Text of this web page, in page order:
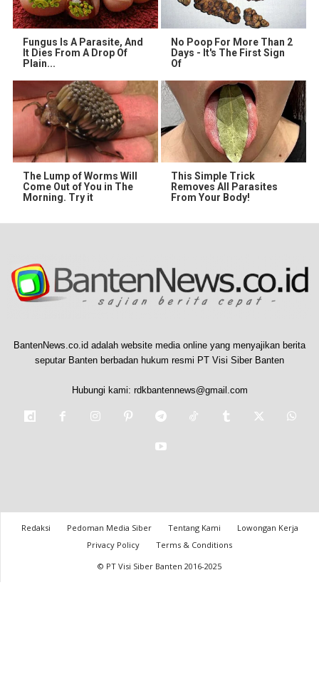
Fungus Is A Parasite, And
It Dies From A Drop Of
Plain...
No Poop For More Than 2
Days - It's The First Sign
Of
The Lump of Worms Will
Come Out of You in The
Morning. Try it
This Simple Trick
Removes All Parasites
From Your Body!
BantenNews.co.id adalah website media online yang menyajikan berita
seputar Banten berbadan hukum resmi PT Visi Siber Banten
Hubungi kami: rdkbantennews@gmail.com
Redaksi Pedoman Media Siber Tentang Kami
Lowongan Kerja
Privacy Policy
Terms & Conditions
© PT Visi Siber Banten 2016-2025